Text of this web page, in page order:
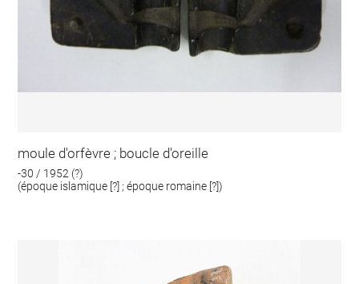
moule d'orfèvre ; boucle d'oreille
-30 / 1952 (?)
(époque islamique [?] ; époque romaine [?])